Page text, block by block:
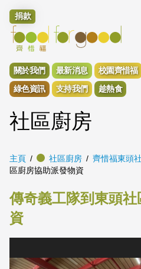
捐款
關於我們 最新消息 校園齊惜福
綠色資訊
支持我們 趁熱食
社區廚房
主頁 社區廚房 齊惜福東頭
區廚房協助派發物資
傳奇義工隊到東頭
資